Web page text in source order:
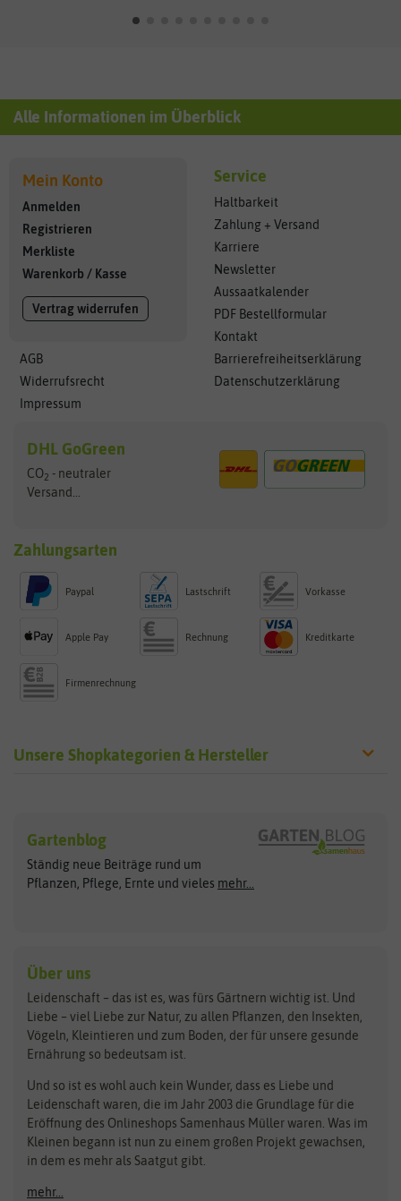
Alle Informationen im Überblick
Mein Konto
Anmelden
Registrieren
Merkliste
Warenkorb / Kasse
Vertrag widerrufen
AGB
Widerrufsrecht
Impressum
Service
Haltbarkeit
Zahlung + Versand
Karriere
Newsletter
Aussaatkalender
PDF Bestellformular
Kontakt
Barrierefreiheitserklärung
Datenschutzerklärung
DHL GoGreen
CO2 - neutraler
Versand...
Zahlungsarten
Paypal Lastschrift Vorkasse
Apple Pay Rechnung Kreditkarte
Firmenrechnung
Unsere Shopkategorien & Hersteller
Exotische Samen
Gemüsesamen
Gründünger
Kräutersamen
Obstsamen
Pilzbrut
Rasensamen
Steckzwiebeln
Zimmer & Kübelpflanzen
Kataloge
Schnäppchen
Anzucht & Gartenzubehör
Anzuchtschalen
Arche Noah
ASB Greenworld
Benary
Bingenheimer Saatgut
Bionana
BIOWOL
Blumicorn
Bûten Birds
Clever Pots
COMPO
Dürr-Samen
Feldsaaten Freudenberger
Fertil
Flora Elite
Gartenblog
Ständig neue Beiträge rund um
Pflanzen, Pflege, Ernte und vieles mehr...
Über uns
Leidenschaft – das ist es, was fürs Gärtnern wichtig ist. Und
Liebe – viel Liebe zur Natur, zu allen Pflanzen, den Insekten,
Vögeln, Kleintieren und zum Boden, der für unsere gesunde
Ernährung so bedeutsam ist.
Und so ist es wohl auch kein Wunder, dass es Liebe und
Leidenschaft waren, die im Jahr 2003 die Grundlage für die
Eröffnung des Onlineshops Samenhaus Müller waren. Was im
Kleinen begann ist nun zu einem großen Projekt gewachsen,
in dem es mehr als Saatgut gibt.
mehr...